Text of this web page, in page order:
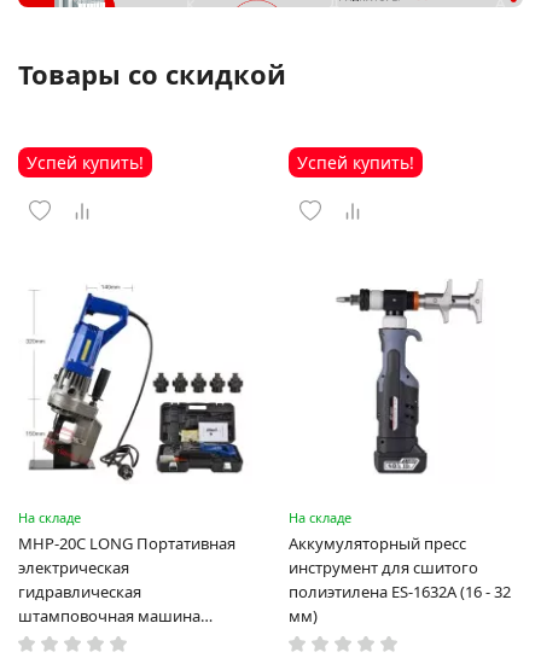
Товары со скидкой
Успей купить!
На складе
MHP-20C LONG Портативная
электрическая
гидравлическая
штамповочная машина
высокая мощность и мощный
Успей купить!
На складе
Аккумуляторный пресс
инструмент для сшитого
полиэтилена ES-1632A (16 - 32
мм)